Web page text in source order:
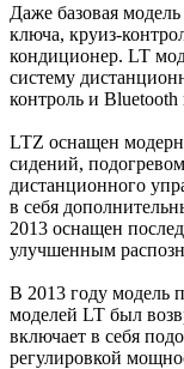
Даже базовая
ключа, круиз-
кондиционер. LT
систему
контроль и Bluetooth
LTZ оснащен
сидений,
дистанционного
в себя
2013 оснащен
улучшенным
В 2013 году модель
моделей LT был
включает в себя
регулировкой